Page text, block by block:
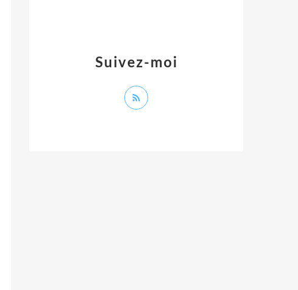
Suivez-moi